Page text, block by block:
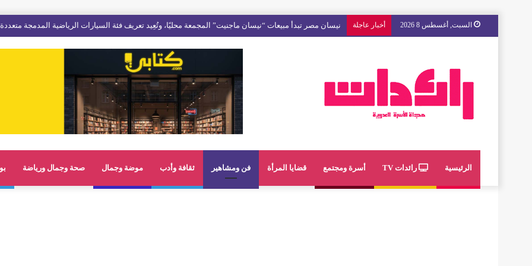
السبت, أغسطس 8 2026 أخبار عاجلة مع « The Next Ad » ، إنوي يُسند حملته الإعلانية المقبلة إلى الشباب المغربي
الرئيسية رائدات TV أسرة ومجتمع قضايا المرأة فن ومشاهير ثقافة وأدب موضة وجمال صحة وجمال ورياضة